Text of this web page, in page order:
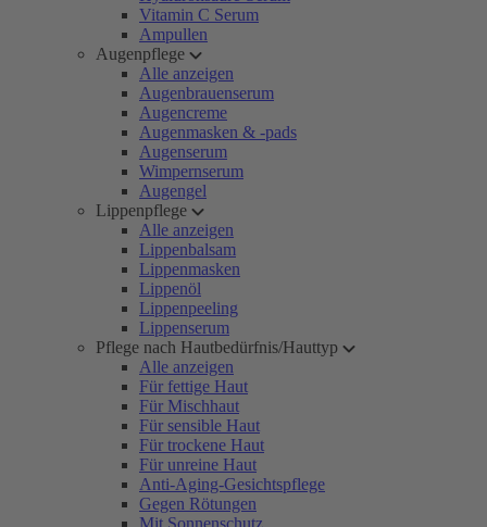
Vitamin C Serum
Ampullen
Augenpflege
Alle anzeigen
Augenbrauenserum
Augencreme
Augenmasken & -pads
Augenserum
Wimpernserum
Augengel
Lippenpflege
Alle anzeigen
Lippenbalsam
Lippenmasken
Lippenöl
Lippenpeeling
Lippenserum
Pflege nach Hautbedürfnis/Hauttyp
Alle anzeigen
Für fettige Haut
Für Mischhaut
Für sensible Haut
Für trockene Haut
Für unreine Haut
Anti-Aging-Gesichtspflege
Gegen Rötungen
Mit Sonnenschutz